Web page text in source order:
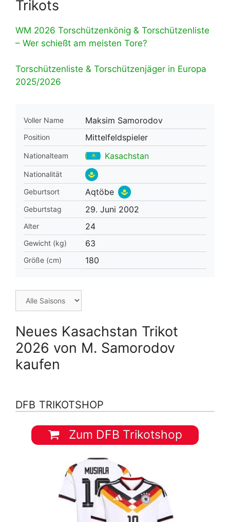
Trikots
WM 2026 Torschützenkönig & Torschützenliste
– Wer schießt am meisten Tore?
Torschützenliste & Torschützenjäger in Europa
2025/2026
Voller Name Maksim Samorodov
Position Mittelfeldspieler
Nationalteam Kasachstan
Nationalität
Geburtsort
Aqtöbe
Geburtstag 29. Juni 2002
Alter 24
Gewicht (kg) 63
Größe (cm) 180
Neues Kasachstan Trikot
2026 von M. Samorodov
kaufen
DFB TRIKOTSHOP
Zum DFB Trikotshop